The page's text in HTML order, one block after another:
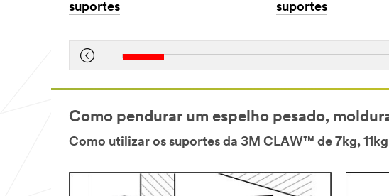
suportes
1901
suportes
1901
Como pendurar um espelho pesado,
Como utilizar os suportes da 3M CLAW™ de 7kg,